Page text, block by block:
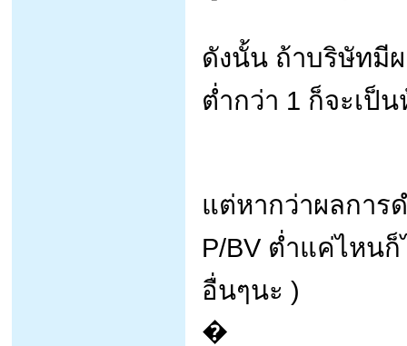
ดังนั้น ถ้าบริษัทมี
ต่ำกว่า 1 ก็จะเป็
แต่หากว่าผลการ
P/BV ต่ำแค่ไหน
อื่นๆนะ )
�